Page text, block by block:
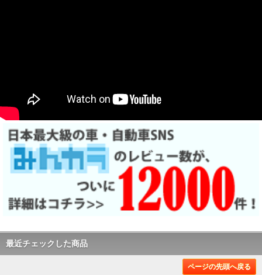
最近チェックした商品
ページの先頭へ戻る